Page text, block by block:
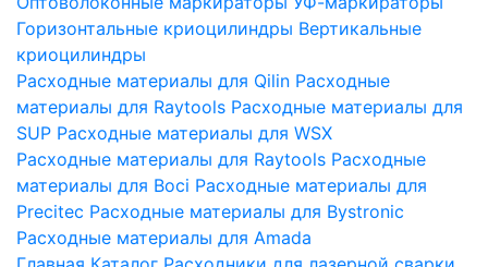
Горизонтальные криоцилиндры Вертикальные
криоцилиндры
Расходные материалы для Qilin Расходные
материалы для Raytools Расходные материалы для
SUP Расходные материалы для WSX
Расходные материалы для Raytools Расходные
материалы для Boci Расходные материалы для
Precitec Расходные материалы для Bystronic
Расходные материалы для Amada